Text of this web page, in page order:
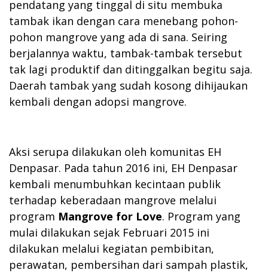
pendatang yang tinggal di situ membuka
tambak ikan dengan cara menebang pohon-
pohon mangrove yang ada di sana. Seiring
berjalannya waktu, tambak-tambak tersebut
tak lagi produktif dan ditinggalkan begitu saja.
Daerah tambak yang sudah kosong dihijaukan
kembali dengan adopsi mangrove.
Aksi serupa dilakukan oleh komunitas EH
Denpasar. Pada tahun 2016 ini, EH Denpasar
kembali menumbuhkan kecintaan publik
terhadap keberadaan mangrove melalui
program Mangrove for Love. Program yang
mulai dilakukan sejak Februari 2015 ini
dilakukan melalui kegiatan pembibitan,
perawatan, pembersihan dari sampah plastik,